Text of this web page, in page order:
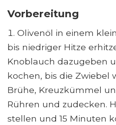
Vorbereitung
Olivenöl in einem
bis niedriger Hitze
Knoblauch dazugeben
kochen, bis die Zwiebel
Brühe, Kreuzkümmel
Rühren und zudecken.
stellen und 15 Minuten